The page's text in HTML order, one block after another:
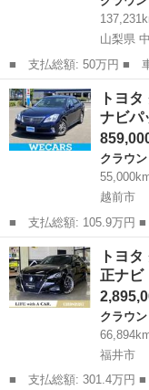
山梨県
■ 支払総額: 50万円 ■ 車両本体価格： 400,000 円 ■ メーカー
名： トヨタ ■ 車種名
ルーン ＨＤＤナビ・フ
カメラ ＨＩＤラ...
山梨 中央市 クラ
トヨ
ナビ
クラウン
越前市
■ 支払総額: 105.9万円 ■ 車両本体価格： 859,000 円 ■ メーカー
名： トヨタ ■ 車種名
ルーンスペシャルナビ
プ ＨＩＤ／...
福井 越前市 クラ
トヨ
正ナ
クラウン
福井市
■ 支払総額: 301.4万円 ■ 車両本体価格： 2,895,000 円 ■ メーカ